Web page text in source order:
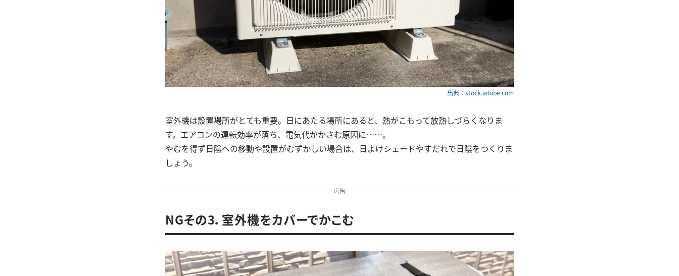
出典：stock.adobe.com
室外機は設置場所がとても重要。日にあたる場所にあると、熱がこもって放熱しづらくなりま
す。エアコンの運転効率が落ち、電気代がかさむ原因に……。
やむを得ず日陰への移動や設置がむずかしい場合は、日よけシェードやすだれで日陰をつくりま
しょう。
広告
NGその3．室外機をカバーでかこむ